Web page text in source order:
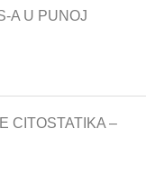
A U PUNOJ
CITOSTATIKA –